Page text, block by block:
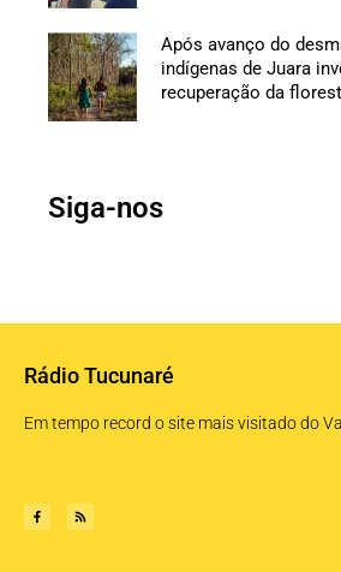
Após avanço do
indígenas de Juara
recuperação da
Siga-nos
Rádio Tucunaré
Em tempo record o site mais visitado do